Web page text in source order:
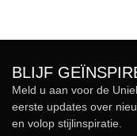
BLIJF
Meld u aan voor de
eerste updates over
en volop stijlinspiratie.